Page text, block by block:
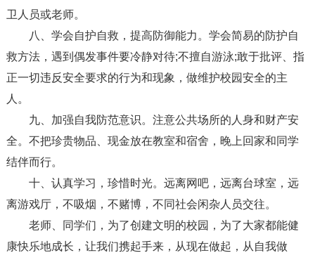
卫人员或老师。
八、学会自护自救，提高防御能力。学会简易的防护自
救方法，遇到偶发事件要冷静对待;不擅自游泳;敢于批评、指
正一切违反安全要求的行为和现象，做维护校园安全的主
人。
九、加强自我防范意识。注意公共场所的人身和财产安
全。不把珍贵物品、现金放在教室和宿舍，晚上回家和同学
结伴而行。
十、认真学习，珍惜时光。远离网吧，远离台球室，远
离游戏厅，不吸烟，不赌博，不同社会闲杂人员交往。
老师、同学们，为了创建文明的校园，为了大家都能健
康快乐地成长，让我们携起手来，从现在做起，从自我做